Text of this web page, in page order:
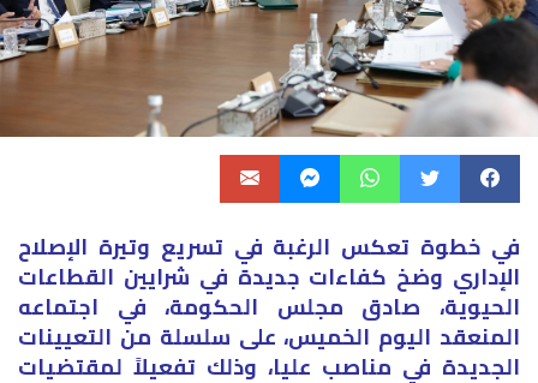
في خطوة تعكس الرغبة في تسريع وتيرة الإصلاح
الإداري وضخ كفاءات جديدة في شرايين القطاعات
الحيوية، صادق مجلس الحكومة، في اجتماعه
المنعقد اليوم الخميس، على سلسلة من التعيينات
الجديدة في مناصب عليا، وذلك تفعيلاً لمقتضيات